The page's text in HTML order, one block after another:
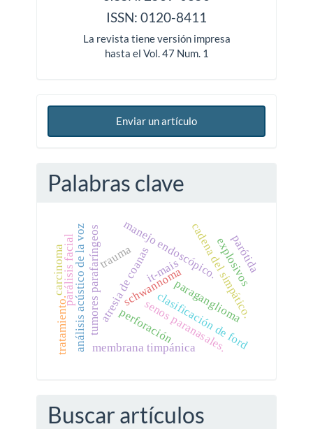
ISSN: 0120-8411
La revista tiene versión impresa
hasta el Vol. 47 Num. 1
Enviar un artículo
Palabras clave
schwannomaparaganglioma
tumores parafaríngeos cadena del simpático.
atresia de coanas
manejo endoscópico.
senos paranasales.
perforación
membrana timpánica
trauma explosivos
clasificación de ford
análisis acústico de la voz
parálisis facial
carcinoma parótida
tratamiento.
it-mais
Buscar artículos